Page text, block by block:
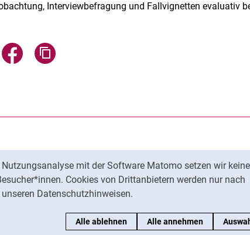
mit der Software Matomo setzen wir
Cookies von Drittanbietern werden nur nach
Datenschutzhinweisen.
Alle ablehnen Alle annehmen
Interviewbefragung und Fallvignetten evaluativ
E-Mail teilen
über WhatsApp teilen (externer Link, öffnet neues Fenster)
Seite über Facebook teilen (externer Link, öffnet neues